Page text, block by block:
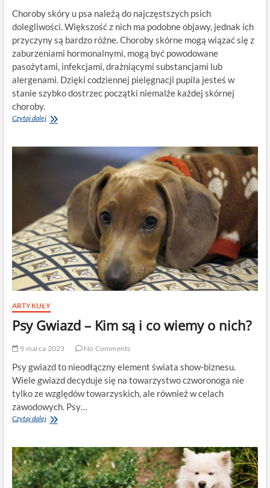
Choroby skóry u psa należą do najczęstszych psich
dolegliwości. Większość z nich ma podobne objawy, jednak ich
przyczyny są bardzo różne. Choroby skórne mogą wiązać się z
zaburzeniami hormonalnymi, mogą być powodowane
pasożytami, infekcjami, drażniącymi substancjami lub
alergenami. Dzięki codziennej pielęgnacji pupila jesteś w
stanie szybko dostrzec początki niemalże każdej skórnej
choroby.
Czytaj dalejChoroby
zapobieganie
ARTYKUŁY
Psy Gwiazd – Kim są i co wiemy o nich?
9 marca 2023 No Comments
Psy gwiazd to nieodłączny element świata show-biznesu.
Wiele gwiazd decyduje się na towarzystwo czworonoga nie
tylko ze względów towarzyskich, ale również w celach
zawodowych. Psy…
Czytaj dalejPsy
Kim
są
i
co